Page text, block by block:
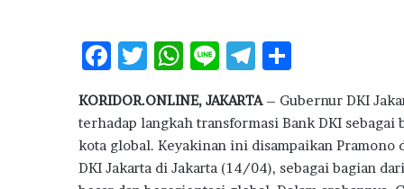
F
e
b
o
T
it
te
r
W
at
s
A
Li
e
T
e
g
ra
ar
e
KORIDOR.ONLINE, JAKARTA– Gubernur DKI
terhadap langkah transformasi Bank DKI
kota global. Keyakinan ini disampaikan
DKI Jakarta di Jakarta (14/04), sebagai bagian